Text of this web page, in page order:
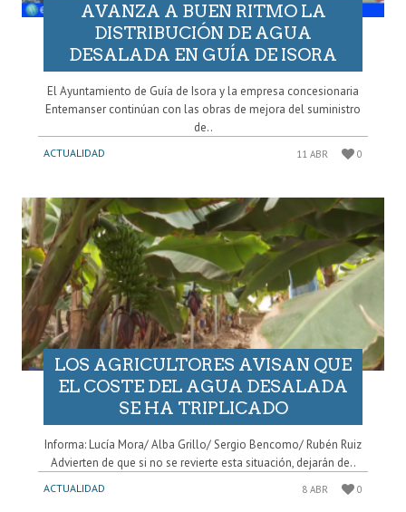
AVANZA A BUEN RITMO LA
DISTRIBUCIÓN DE AGUA
DESALADA EN GUÍA DE ISORA
El Ayuntamiento de Guía de Isora y la empresa concesionaria
Entemanser continúan con las obras de mejora del suministro
de..
ACTUALIDAD 11 ABR 0
LOS AGRICULTORES AVISAN QUE
EL COSTE DEL AGUA DESALADA
SE HA TRIPLICADO
Informa: Lucía Mora/ Alba Grillo/ Sergio Bencomo/ Rubén Ruiz
Advierten de que si no se revierte esta situación, dejarán de..
ACTUALIDAD 8 ABR 0